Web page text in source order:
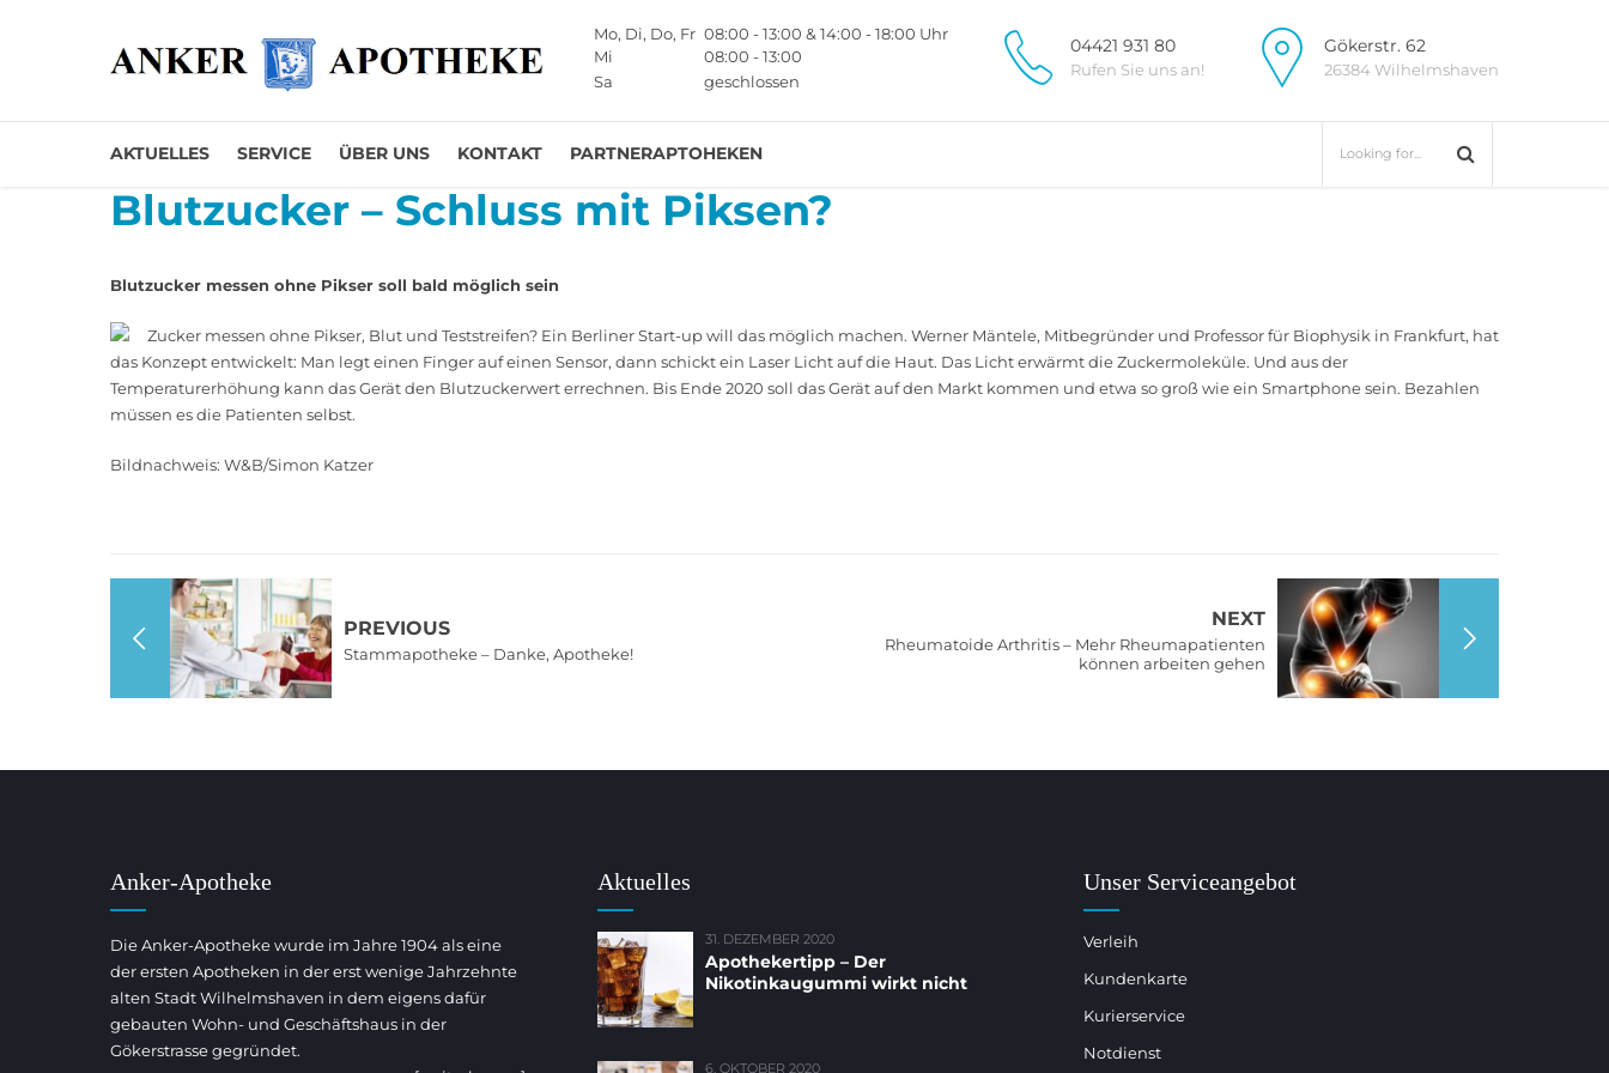
Mo, Di, Do, Fr 08:00 - 13:00 & 14:00 - 18:00 Uhr
Mi
08:00 - 13:00
Sa
geschlossen
04421 931 80
Rufen Sie uns an!
Gökerstr. 62
26384 Wilhelmshaven
AKTUELLES SERVICE ÜBER UNS KONTAKT PARTNERAPTOHEKEN
Blutzucker – Schluss mit Piksen?
Blutzucker messen ohne Pikser soll bald möglich sein
Zucker messen ohne ­Pikser, Blut und Teststreifen? Ein ­Berliner Start-up will das möglich machen. ­Werner Mäntele, Mitbegründer und Professor für Biophysik in Frankfurt, hat
das Konzept entwickelt: Man legt einen Finger auf einen Sensor, dann schickt ein Laser Licht auf die Haut. Das Licht erwärmt die Zuckermoleküle. Und aus der
Temperaturerhöhung kann das Gerät den Blutzuckerwert errechnen. Bis Ende 2020 soll das Gerät auf den Markt kommen und etwa so groß wie ein Smartphone sein. Bezahlen
müssen es die Patienten selbst.
Bildnachweis: W&B/Simon Katzer
PREVIOUS
Stammapotheke – Danke, Apotheke!
NEXT
Rheumatoide Arthritis – Mehr Rheumapatienten
können arbeiten gehen
Anker-Apotheke
Die Anker-Apotheke wurde im Jahre 1904 als eine
der ersten Apotheken in der erst wenige Jahrzehnte
alten Stadt Wilhelmshaven in dem eigens dafür
gebauten Wohn- und Geschäftshaus in der
Gökerstrasse gegründet.
Aktuelles
31. DEZEMBER 2020
Apothekertipp – Der
Nikotinkaugummi wirkt nicht
6. OKTOBER 2020
Unser Serviceangebot
Verleih
Kundenkarte
Kurierservice
Notdienst